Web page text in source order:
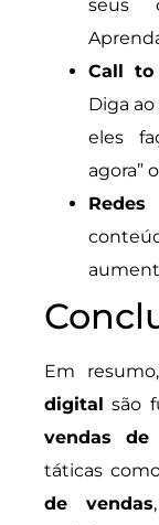
seus
Call to
Diga
eles
agora”
Em
digital são
vendas de
táticas
de vendas